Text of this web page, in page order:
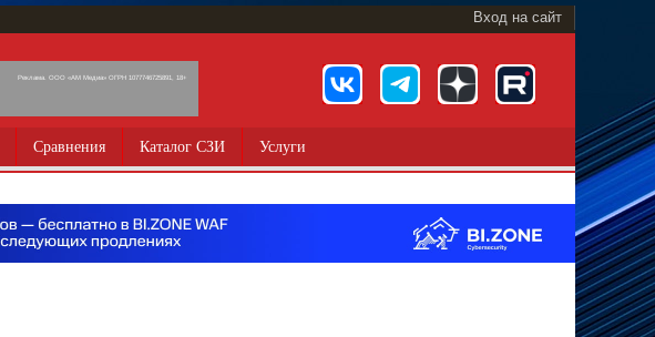
Вход на сайт
Реклама. ООО «АМ Медиа» ОГРН 1077746725891, 18+
Сравнения Каталог СЗИ Услуги